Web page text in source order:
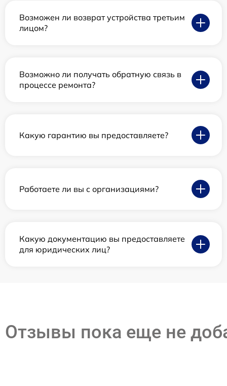
Возможен ли возврат устройства третьим
лицом?
Возможно ли получать обратную связь в
процессе ремонта?
Какую гарантию вы предоставляете?
Работаете ли вы с организациями?
Какую документацию вы предоставляете
для юридических лиц?
Отзывы пока еще не